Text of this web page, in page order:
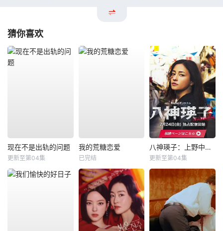
猜你喜欢
现在不是出轨的问题
更新至第04集
我的荒糖恋爱
已完结
八神瑛子：上野中央署组织犯罪对策课
更新至第04集